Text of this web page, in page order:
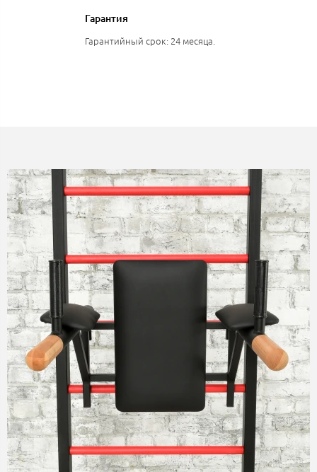
Гарантия
Гарантийный срок: 24 месяца.